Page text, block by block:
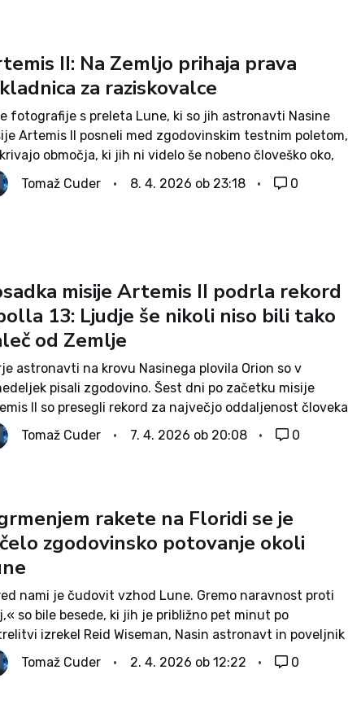
II: Na Zemljo prihaja prava
za raziskovalce
fotografije s preleta Lune, ki so jih astronavti Nasine
Artemis II posneli med zgodovinskim testnim poletom,
območja, ki jih ni videlo še nobeno človeško oko,
z redkim sončnim mrkom v vesolju. Fotografije, ki
objavljene...
Tomaž Cuder 8. 4. 2026 ob 23:18 0
misije Artemis II podrla rekord
13: Ljudje še nikoli niso bili tako
od Zemlje
astronavti na krovu Nasinega plovila Orion so v
pisali zgodovino. Šest dni po začetku misije
II so presegli rekord za največjo oddaljenost človeka
ki ga je pred več kot pol stoletja, leta 1970,
legendarna...
Tomaž Cuder 7. 4. 2026 ob 20:08 0
rakete na Floridi se je
zgodovinsko potovanje okoli
nami je čudovit vzhod Lune. Gremo naravnost proti
so bile besede, ki jih je približno pet minut po
izrekel Reid Wiseman, Nasin astronavt in poveljnik
Artemis II. To je bil čustven trenutek, ko se je po...
Tomaž Cuder 2. 4. 2026 ob 12:22 0